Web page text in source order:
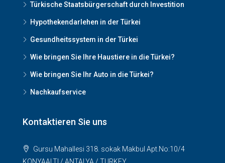
Türkische Staatsbürgerschaft durch Investition
Hypothekendarlehen in der Türkei
Gesundheitssystem in der Türkei
Wie bringen Sie Ihre Haustiere in die Türkei?
Wie bringen Sie Ihr Auto in die Türkei?
Nachkaufservice
Kontaktieren Sie uns
Gursu Mahallesi 318. sokak Makbul Apt.No:10/4